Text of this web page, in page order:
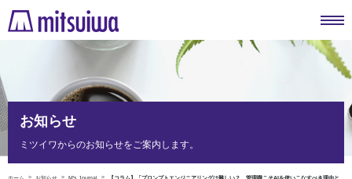
ホーム お知らせ M's Journal
【コラム】「プロンプトエンジニアリングは難しい？ 管理職こそAIを使いこなすべき理由と
お知らせ
ミツイワからのお知らせをご案内します。